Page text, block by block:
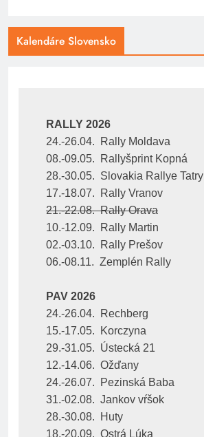
Kalendáre Slovensko
RALLY 2026
24.-26.04.  Rally Moldava
08.-09.05.  Rallyšprint Kopná
28.-30.05.  Slovakia Rallye Tatry
17.-18.07.  Rally Vranov
21.-22.08.  Rally Orava
10.-12.09.  Rally Martin
02.-03.10.  Rally Prešov
06.-08.11.  Zemplén Rally
PAV 2026
24.-26.04.  Rechberg
15.-17.05.  Korczyna
29.-31.05.  Ústecká 21
12.-14.06.  Ožďany
24.-26.07.  Pezinská Baba
31.-02.08.  Jankov vŕšok
28.-30.08.  Huty
18.-20.09.  Ostrá Lúka